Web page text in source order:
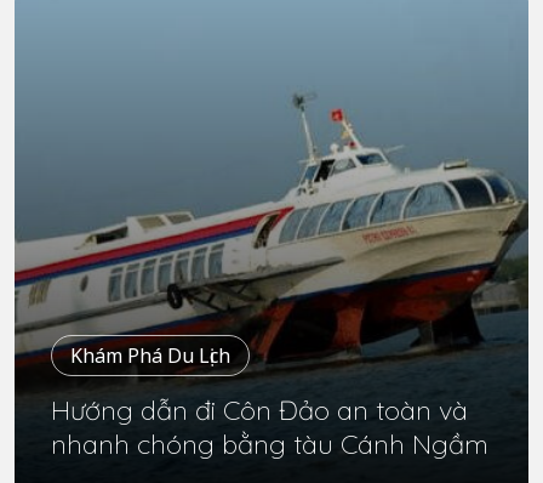
Khám Phá Du Lịch
Hướng dẫn đi Côn Đảo an toàn và
nhanh chóng bằng tàu Cánh Ngầm